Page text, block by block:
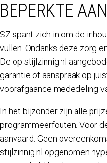
BEPERKTE
SZ spant zich in om de
vullen. Ondanks deze zorg
De op stijlzinnig.nl
garantie of aanspraak op
voorafgaande mededeling
In het bijzonder zijn alle
programmeerfouten. Voor
aanvaard. Geen
stijlzinnig.nl opgenomen